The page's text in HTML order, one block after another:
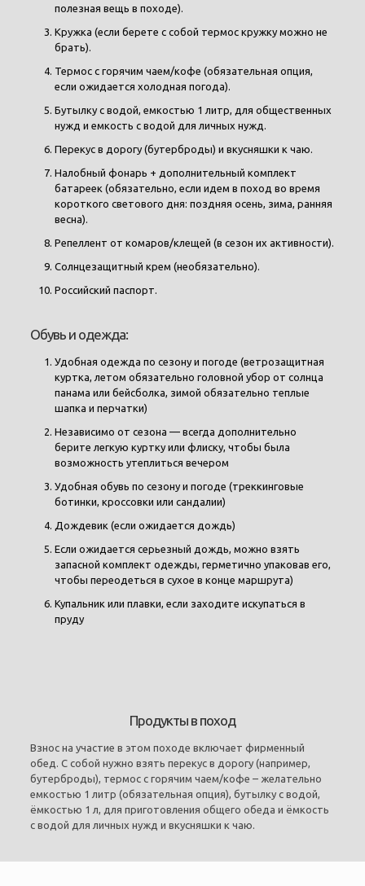
полезная вещь в походе).
Кружка (если берете с собой термос кружку можно не
брать).
Термос с горячим чаем/кофе (обязательная опция,
если ожидается холодная погода).
Бутылку с водой, емкостью 1 литр, для общественных
нужд и емкость с водой для личных нужд.
Перекус в дорогу (бутерброды) и вкусняшки к чаю.
Налобный фонарь + дополнительный комплект
батареек (обязательно, если идем в поход во время
короткого светового дня: поздняя осень, зима, ранняя
весна).
Репеллент от комаров/клещей (в сезон их активности).
Солнцезащитный крем (необязательно).
Российский паспорт.
Обувь и одежда:
Удобная одежда по сезону и погоде (ветрозащитная
куртка, летом обязательно головной убор от солнца
панама или бейсболка, зимой обязательно теплые
шапка и перчатки)
Независимо от сезона — всегда дополнительно
берите легкую куртку или флиску, чтобы была
возможность утеплиться вечером
Удобная обувь по сезону и погоде (треккинговые
ботинки, кроссовки или сандалии)
Дождевик (если ожидается дождь)
Если ожидается серьезный дождь, можно взять
запасной комплект одежды, герметично упаковав его,
чтобы переодеться в сухое в конце маршрута)
Купальник или плавки, если заходите искупаться в
пруду
Продукты в поход
Взнос на участие в этом походе включает фирменный
обед. С собой нужно взять перекус в дорогу (например,
бутерброды), термос с горячим чаем/кофе – желательно
емкостью 1 литр (обязательная опция), бутылку с водой,
ёмкостью 1 л, для приготовления общего обеда и ёмкость
с водой для личных нужд и вкусняшки к чаю.